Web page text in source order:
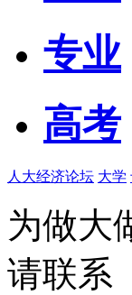
专业
高考
人大经济论坛 大学
为做大
请联系